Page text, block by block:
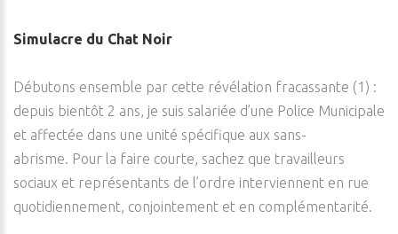
Simulacre du Chat Noir
Débutons ensemble par cette révélation fracassante (1) :
depuis bientôt 2 ans, je suis salariée d’une Police Municipale
et affectée dans une unité spécifique aux sans-
abrisme. Pour la faire courte, sachez que travailleurs
sociaux et représentants de l’ordre interviennent en rue
quotidiennement, conjointement et en complémentarité.